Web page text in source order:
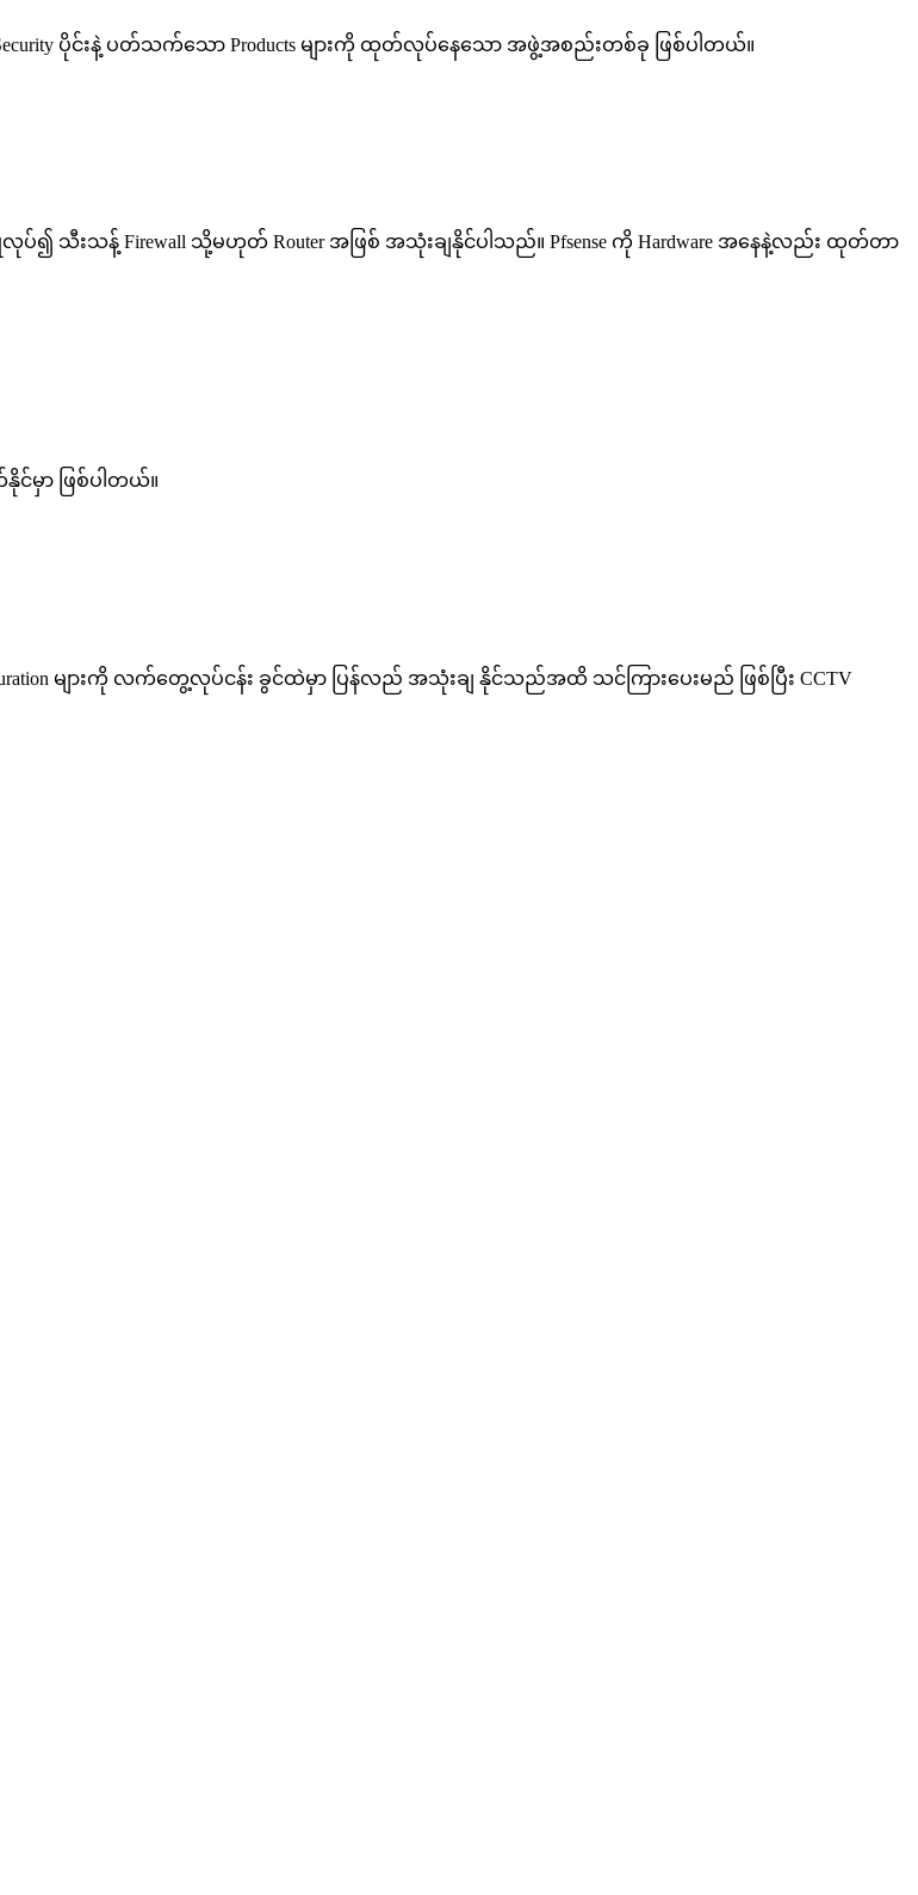
Security ပိုင်းနဲ့ ပတ်သက်သော Products များကို ထုတ်လုပ်နေသော အဖွဲ့အစည်းတစ်ခု ဖြစ်ပါတယ်။
ပြုလုပ်၍ သီးသန့် Firewall သို့မဟုတ် Router အဖြစ် အသုံးချနိုင်ပါသည်။ Pfsense ကို Hardware အနေနဲ့လည်း ထုတ်တာ
င်မှာ ဖြစ်ပါတယ်။
များကို လက်တွေ့လုပ်ငန်း ခွင်ထဲမှာ ပြန်လည် အသုံးချ နိုင်သည်အထိ သင်ကြားပေးမည် ဖြစ်ပြီး CCTV